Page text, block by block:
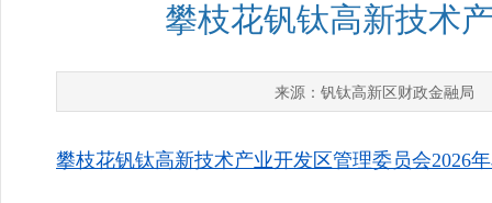
攀枝花钒钛高新技术
来源： 钒钛高新区财政金融局
攀枝花钒钛高新技术产业开发区管理委员会2026